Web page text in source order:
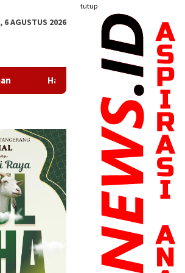
tutup
6 AGUSTUS 2026
Terjangkau, Gerakan Pangan